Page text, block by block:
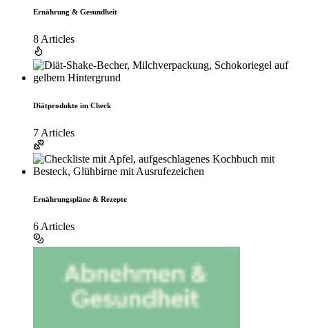
Ernährung & Gesundheit
8 Articles
Diätprodukte im Check
7 Articles
Ernährungspläne & Rezepte
6 Articles